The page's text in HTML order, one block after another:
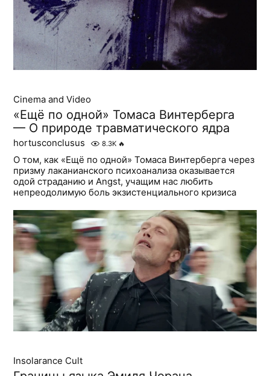
Cinema and Video
«Ещё по одной» Томаса Винтерберга
— О природе травматического ядра
hortusconclusus 8.3K 🔥
О том, как «Ещё по одной» Томаса Винтерберга через
призму лаканианского психоанализа оказывается
одой страданию и Angst, учащим нас любить
непреодолимую боль экзистенциального кризиса
Insolarance Cult